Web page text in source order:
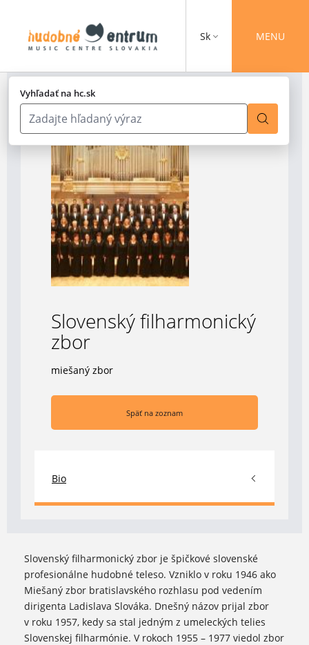
Vyhľadať na hc.sk
Sk MENU
Slovenský filharmonický
zbor
miešaný zbor
Späť na zoznam
Bio
Slovenský filharmonický zbor je špičkové slovenské
profesionálne hudobné teleso. Vzniklo v roku 1946 ako
Miešaný zbor bratislavského rozhlasu pod vedením
dirigenta Ladislava Slováka. Dnešný názov prijal zbor
v roku 1957, kedy sa stal jedným z umeleckých telies
Slovenskej filharmónie. V rokoch 1955 – 1977 viedol zbor